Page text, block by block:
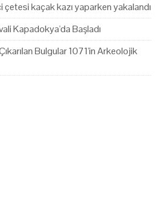
kaçak kazı yaparken yakalandı
Kapadokya'da Başladı
Bulgular 1071'in Arkeolojik